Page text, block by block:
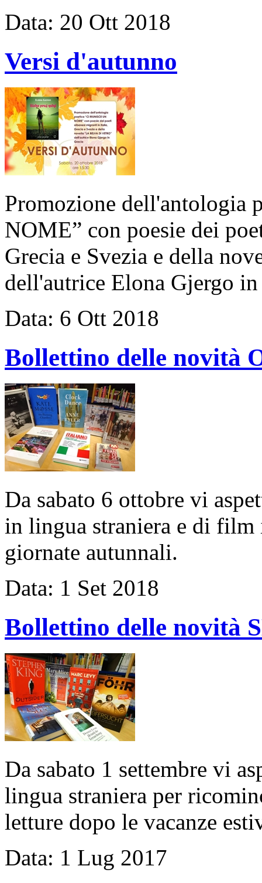
Data: 20 Ott 2018
Versi d'autunno
Promozione dell'antologia
NOME” con poesie dei
Grecia e Svezia e della
dell'autrice Elona Gjergo
Data: 6 Ott 2018
Bollettino delle novità
Da sabato 6 ottobre vi
in lingua straniera e di
giornate autunnali.
Data: 1 Set 2018
Bollettino delle novità
Da sabato 1 settembre vi
lingua straniera per
letture dopo le vacanze
Data: 1 Lug 2017